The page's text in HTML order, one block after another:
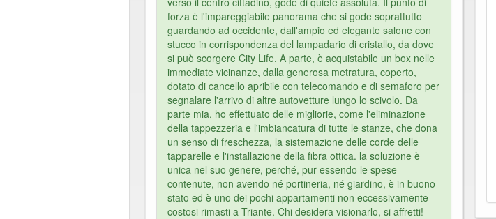
forza è l'impareggiabile panorama che si gode soprattutto
guardando ad occidente, dall'ampio ed elegante salone con
stucco in corrispondenza del lampadario di cristallo, da dove
si può scorgere City Life. A parte, è acquistabile un box nelle
immediate vicinanze, dalla generosa metratura, coperto,
dotato di cancello apribile con telecomando e di semaforo per
segnalare l'arrivo di altre autovetture lungo lo scivolo. Da
parte mia, ho effettuato delle migliorie, come l'eliminazione
della tappezzeria e l'imbiancatura di tutte le stanze, che dona
un senso di freschezza, la sistemazione delle corde delle
tapparelle e l'installazione della fibra ottica. la soluzione è
unica nel suo genere, perché, pur essendo le spese
contenute, non avendo né portineria, né giardino, è in buono
stato ed è uno dei pochi appartamenti non eccessivamente
costosi rimasti a Triante. Chi desidera visionarlo, si affretti!